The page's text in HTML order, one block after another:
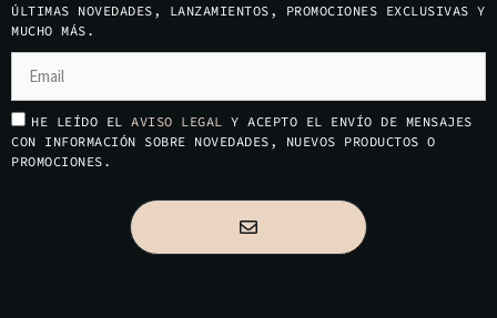
ÚLTIMAS NOVEDADES, LANZAMIENTOS, PROMOCIONES EXCLUSIVAS Y
MUCHO MÁS.
HE LEÍDO EL AVISO LEGAL Y ACEPTO EL ENVÍO DE MENSAJES
CON INFORMACIÓN SOBRE NOVEDADES, NUEVOS PRODUCTOS O
PROMOCIONES.